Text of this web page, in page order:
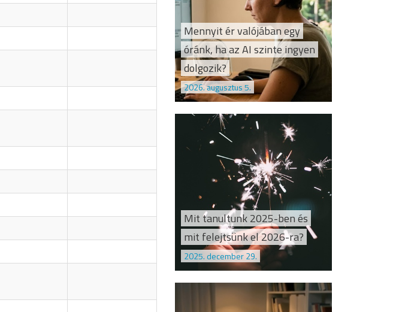
Mennyit ér valójában egy
óránk, ha az AI szinte ingyen
dolgozik?
2026. augusztus 5.
Mit tanultunk 2025-ben és
mit felejtsünk el 2026-ra?
2025. december 29.